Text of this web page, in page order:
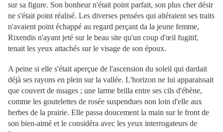
sur sa figure. Son bonheur n'était point parfait, son plus cher désir
ne s'était point réalisé. Les diverses pensées qui altéraient ses traits
n'avaient point échappé au regard perçant da la jeune femme,
Rixendis n'ayant jeté sur le beau site qu'un coup d'œil fugitif,
tenait les yeux attachés sur le visage de son époux.
A peine si elle s'était aperçue de l'ascension du soleil qui dardait
déjà ses rayons en plein sur la vallée. L'horizon ne lui apparaissait
que couvert de nuages ; une larme brilla entre ses cils d'ébène,
comme les goutelettes de rosée suspendues non loin d'elle aux
herbes de la prairie. Elle passa doucement la main sur le front de
son bien-aimé et le considéra avec les yeux interrogateurs de